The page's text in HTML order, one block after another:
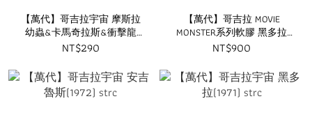
【萬代】哥吉拉宇宙 摩斯拉
幼蟲&卡馬奇拉斯&衝擊龍
strc
NT$290
【萬代】哥吉拉 MOVIE
MONSTER系列軟膠 黑多拉
(1971) strc
NT$900